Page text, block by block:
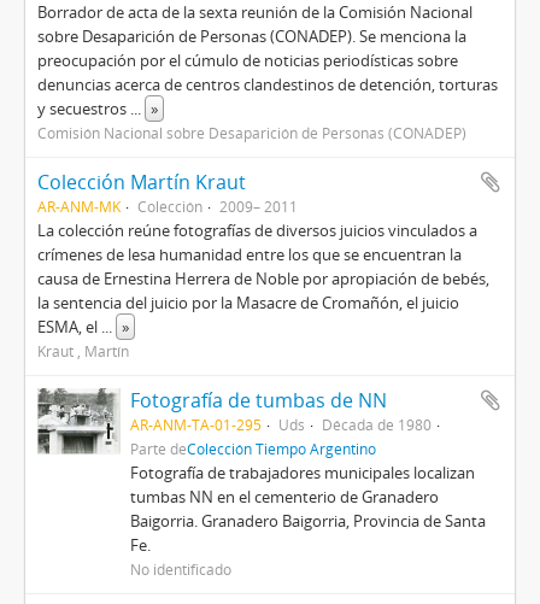
Borrador de acta de la sexta reunión de la Comisión Nacional
sobre Desaparición de Personas (CONADEP). Se menciona la
preocupación por el cúmulo de noticias periodísticas sobre
denuncias acerca de centros clandestinos de detención, torturas
y secuestros ... »
Comisión Nacional sobre Desaparición de Personas (CONADEP)
Colección Martín Kraut
AR-ANM-MK Colección 2009– 2011
La colección reúne fotografías de diversos juicios vinculados a
crímenes de lesa humanidad entre los que se encuentran la
causa de Ernestina Herrera de Noble por apropiación de bebés,
la sentencia del juicio por la Masacre de Cromañón, el juicio
ESMA, el ... »
Kraut , Martín
Fotografía de tumbas de NN
AR-ANM-TA-01-295 Uds
Década de 1980
Parte deColección Tiempo Argentino
Fotografía de trabajadores municipales localizan
tumbas NN en el cementerio de Granadero
Baigorria. Granadero Baigorria, Provincia de Santa
Fe.
No identificado